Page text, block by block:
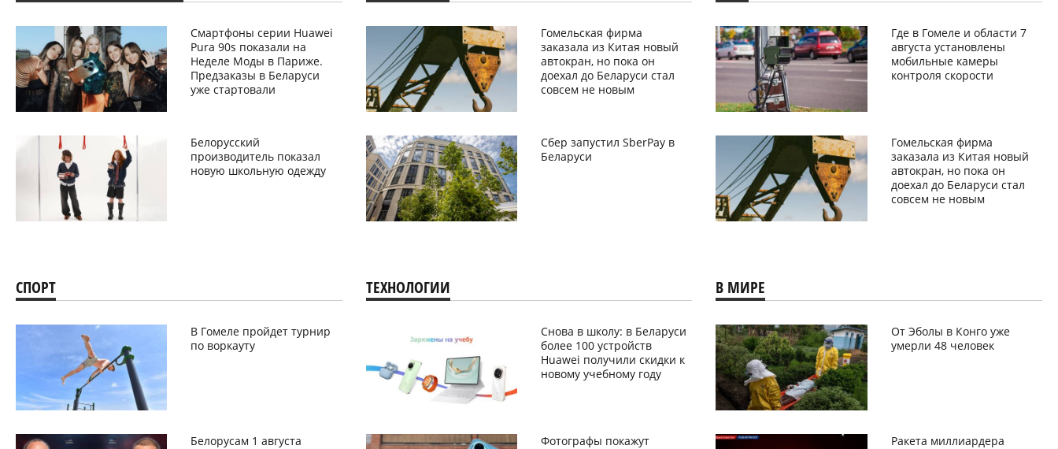
Смартфоны серии Huawei
Pura 90s показали на
Неделе Моды в Париже.
Предзаказы в Беларуси
уже стартовали
Белорусский
производитель показал
новую школьную одежду
Гомельская фирма
заказала из Китая новый
автокран, но пока он
доехал до Беларуси стал
совсем не новым
Сбер запустил SberPay в
Беларуси
Где в Гомеле и области 7
августа установлены
мобильные камеры
контроля скорости
Гомельская фирма
заказала из Китая новый
автокран, но пока он
доехал до Беларуси стал
совсем не новым
СПОРТ
В Гомеле пройдет турнир
по воркауту
Белорусам 1 августа
ТЕХНОЛОГИИ
Снова в школу: в Беларуси
более 100 устройств
Huawei получили скидки к
новому учебному году
Фотографы покажут
В МИРЕ
От Эболы в Конго уже
умерли 48 человек
Ракета миллиардера